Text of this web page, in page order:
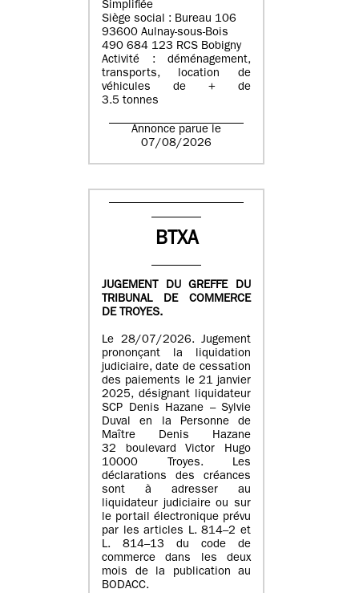
Simplifiée
Siège social : Bureau 106
93600 Aulnay-sous-Bois
490 684 123 RCS Bobigny
Activité : déménagement,
transports, location de
véhicules de + de
3.5 tonnes
Annonce parue le
07/08/2026
BTXA
JUGEMENT DU GREFFE DU
TRIBUNAL DE COMMERCE
DE TROYES.
Le 28/07/2026. Jugement
prononçant la liquidation
judiciaire, date de cessation
des paiements le 21 janvier
2025, désignant liquidateur
SCP Denis Hazane – Sylvie
Duval en la Personne de
Maître Denis Hazane
32 boulevard Victor Hugo
10000 Troyes. Les
déclarations des créances
sont à adresser au
liquidateur judiciaire ou sur
le portail électronique prévu
par les articles L. 814–2 et
L. 814–13 du code de
commerce dans les deux
mois de la publication au
BODACC.